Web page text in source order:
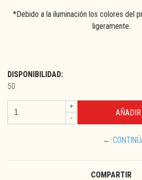
*Debido a la iluminación los colores del
ligeramente.
DISPONIBILIDAD:
50
+
-
←
COMPARTIR